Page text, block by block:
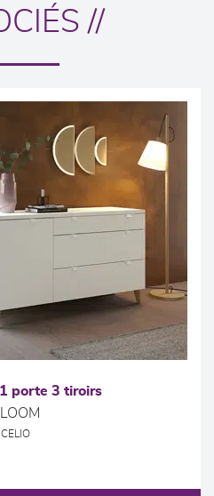
//
porte 3 tiroirs
CELIO